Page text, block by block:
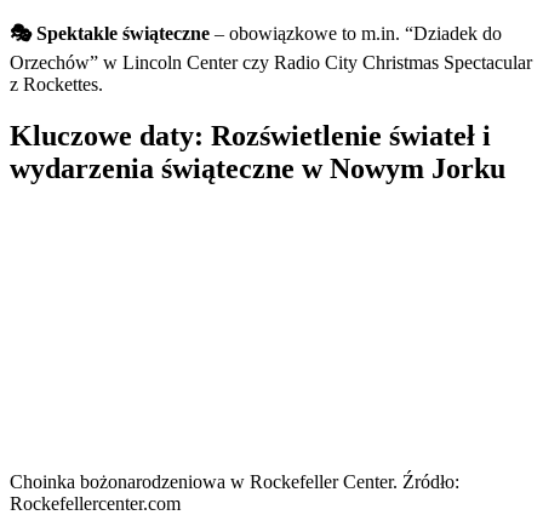
🎭 Spektakle świąteczne – obowiązkowe to m.in. “Dziadek do
Orzechów” w Lincoln Center czy Radio City Christmas Spectacular
z Rockettes.
Kluczowe daty: Rozświetlenie świateł i
wydarzenia świąteczne w Nowym Jorku
Choinka bożonarodzeniowa w Rockefeller Center. Źródło:
Rockefellercenter.com